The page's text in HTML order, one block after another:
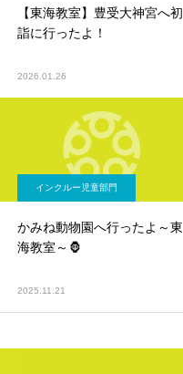
【東海教室】豊受大神宮へ初
詣に行ったよ！
2026.01.26
インクルー児童部門
かみね動物園へ行ったよ～東
海教室～🦍
2025.11.21